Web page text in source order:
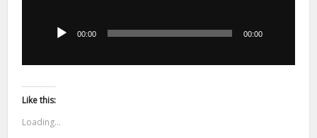
dźwiękowych00:00 00:00
Like this:
Loading...